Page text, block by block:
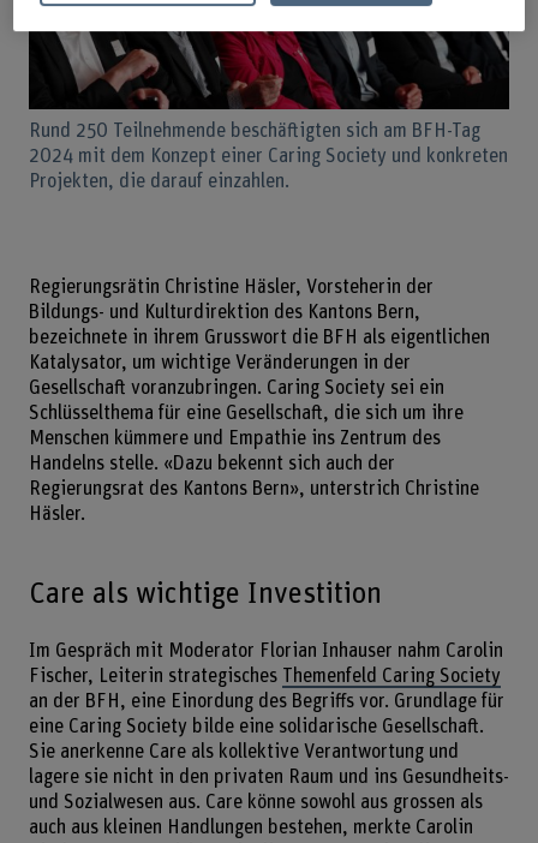
Rund 250 Teilnehmende beschäftigten sich am BFH-Tag
2024 mit dem Konzept einer Caring Society und konkreten
Projekten, die darauf einzahlen.
Regierungsrätin Christine Häsler, Vorsteherin der
Bildungs- und Kulturdirektion des Kantons Bern,
bezeichnete in ihrem Grusswort die BFH als eigentlichen
Katalysator, um wichtige Veränderungen in der
Gesellschaft voranzubringen. Caring Society sei ein
Schlüsselthema für eine Gesellschaft, die sich um ihre
Menschen kümmere und Empathie ins Zentrum des
Handelns stelle. «Dazu bekennt sich auch der
Regierungsrat des Kantons Bern», unterstrich Christine
Häsler.
Care als wichtige Investition
Im Gespräch mit Moderator Florian Inhauser nahm Carolin
Fischer, Leiterin strategisches Themenfeld Caring Society
an der BFH, eine Einordung des Begriffs vor. Grundlage für
eine Caring Society bilde eine solidarische Gesellschaft.
Sie anerkenne Care als kollektive Verantwortung und
lagere sie nicht in den privaten Raum und ins Gesundheits-
und Sozialwesen aus. Care könne sowohl aus grossen als
auch aus kleinen Handlungen bestehen, merkte Carolin